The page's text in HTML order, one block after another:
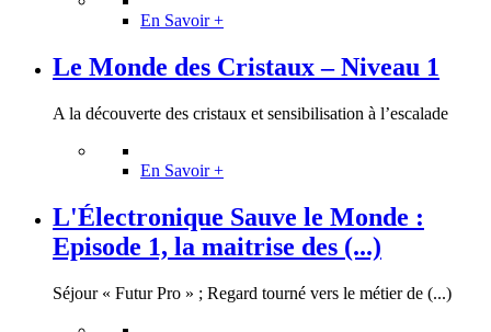
En Savoir +
Le Monde des Cristaux – Niveau 1
A la découverte des cristaux et sensibilisation à l’escalade
En Savoir +
L'Électronique Sauve le Monde :
Episode 1, la maitrise des (...)
Séjour « Futur Pro » ; Regard tourné vers le métier de (...)